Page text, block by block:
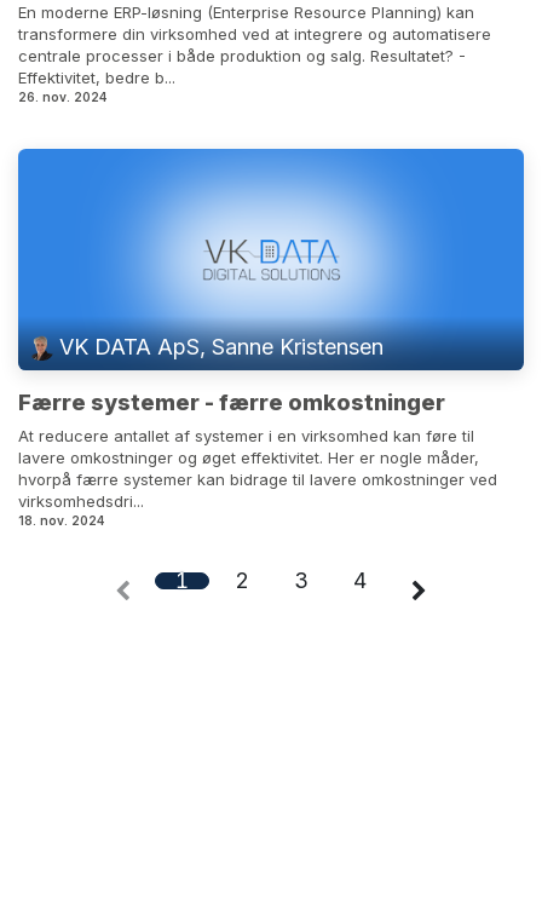
En moderne ERP-løsning (Enterprise Resource Planning) kan
transformere din virksomhed ved at integrere og automatisere
centrale processer i både produktion og salg. Resultatet? -
Effektivitet, bedre b...
26. nov. 2024
VK DATA ApS, Sanne Kristensen
Færre systemer - færre omkostninger
At reducere antallet af systemer i en virksomhed kan føre til
lavere omkostninger og øget effektivitet. Her er nogle måder,
hvorpå færre systemer kan bidrage til lavere omkostninger ved
virksomhedsdri...
18. nov. 2024
1 2 3 4